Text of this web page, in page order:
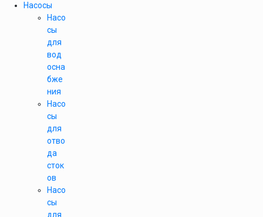
Насосы
Насо
сы
для
вод
осна
бже
ния
Насо
сы
для
отво
да
сток
ов
Насо
сы
для